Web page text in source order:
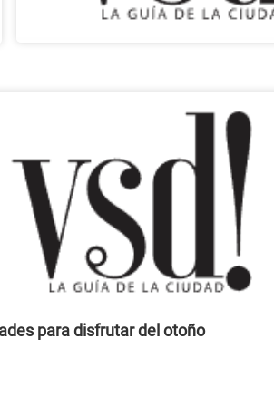
para disfrutar del otoño